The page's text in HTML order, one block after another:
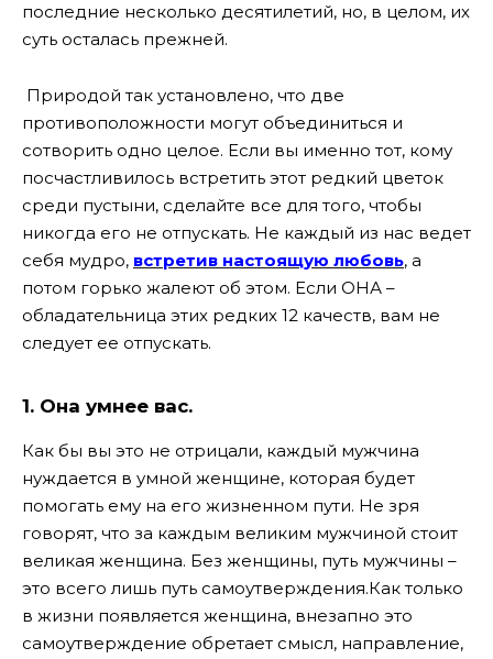
последние несколько десятилетий, но, в целом, их
суть осталась прежней.
Природой так установлено, что две
противоположности могут объединиться и
сотворить одно целое. Если вы именно тот, кому
посчастливилось встретить этот редкий цветок
среди пустыни, сделайте все для того, чтобы
никогда его не отпускать. Не каждый из нас ведет
себя мудро, встретив настоящую любовь, а
потом горько жалеют об этом. Если ОНА –
обладательница этих редких 12 качеств, вам не
следует ее отпускать.
1. Она умнее вас.
Как бы вы это не отрицали, каждый мужчина
нуждается в умной женщине, которая будет
помогать ему на его жизненном пути. Не зря
говорят, что за каждым великим мужчиной стоит
великая женщина. Без женщины, путь мужчины –
это всего лишь путь самоутверждения.Как только
в жизни появляется женщина, внезапно это
самоутверждение обретает смысл, направление,